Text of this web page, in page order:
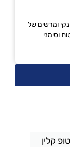
ומרשים של
וסימני
קלין